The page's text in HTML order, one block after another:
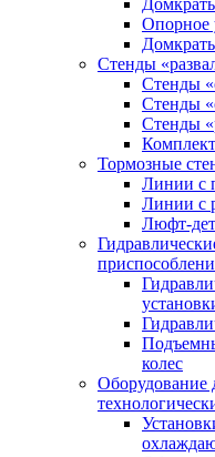
Опорное
Стенды
Стенды
Стенды
Стенды
Тормозные
Линии с
Линии с
Люфт-
колес
Оборудование